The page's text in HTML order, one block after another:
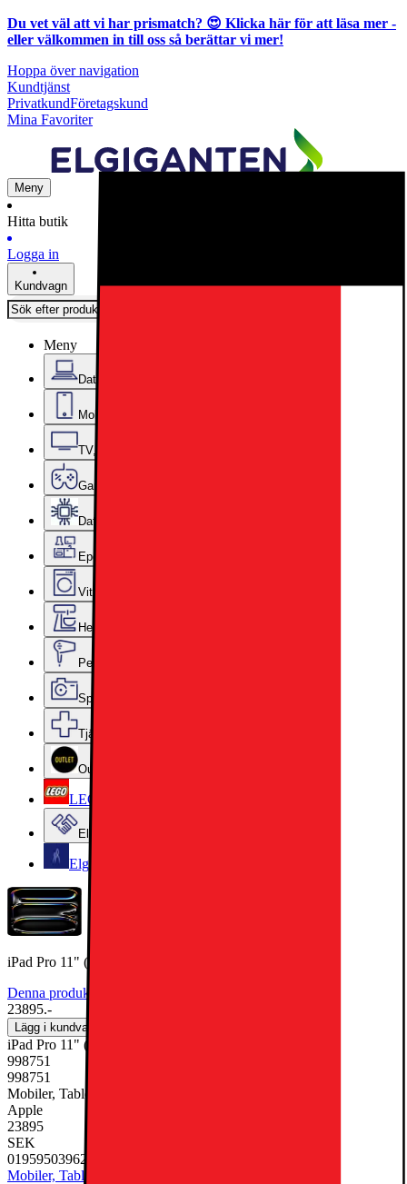
Du vet väl att vi har prismatch? 😍 Klicka här för att läsa mer -
eller välkommen in till oss så berättar vi mer!
Hoppa över navigation
Kundtjänst
PrivatkundFöretagskund
Mina Favoriter
Meny
Hitta butik
Logga in
Kundvagn
Meny
Datorer & Kontor
Mobiler, Tablets & Smartklockor
TV, Ljud & Smart Hem
Gaming
Datorkomponenter
Epoq Kök & Tvättstuga
Vitvaror
Hem, Hushåll & Trädgård
Personvård, Hälsa & Skönhet
Sport & Fritid
Tjänster & Tillbehör
Outlet
LEGO
Elgiganten Företag
Elgiganten Kundklubb
iPad Pro 11" (M5) 1TB WiFi (Space Black)
Denna produkt har blivit bedömd som 5 av 5 möjliga stjärnor.
23895.-
Lägg i kundvagn
iPad Pro 11" (M5) 1TB WiFi (Space Black)
998751
998751
Mobiler, Tablets & Smartklockor, Surfplatta
Apple
23895
SEK
0195950396270
Mobiler, Tablets & Smartklockor